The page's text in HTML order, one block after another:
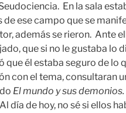
En la sala
de ese campo que se
además se rieron. Ante
que si no le gustaba lo
que él estaba seguro de lo
con el tema, consultaran
El mundo y sus
Al día de hoy, no sé si ellos